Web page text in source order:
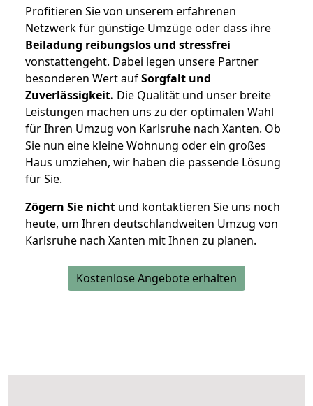
Profitieren Sie von unserem erfahrenen
Netzwerk für günstige Umzüge oder dass ihre
Beiladung reibungslos und stressfrei
vonstattengeht. Dabei legen unsere Partner
besonderen Wert aufSorgfalt und
Zuverlässigkeit. Die Qualität und unser breite
Leistungen machen uns zu der optimalen Wahl
für Ihren Umzug von Karlsruhe nach Xanten. Ob
Sie nun eine kleine Wohnung oder ein großes
Haus umziehen, wir haben die passende Lösung
für Sie.
Zögern Sie nicht und kontaktieren Sie uns noch
heute, um Ihren deutschlandweiten Umzug von
Karlsruhe nach Xanten mit Ihnen zu planen.
Kostenlose Angebote erhalten